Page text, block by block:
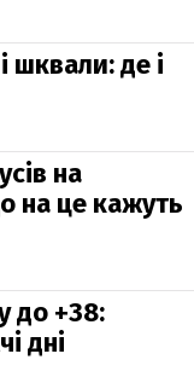
шквали: де і
на
на це кажуть
до +38:
дні